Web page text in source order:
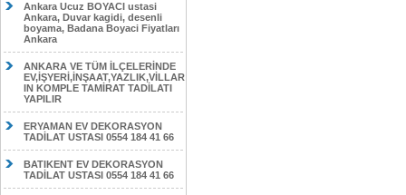
Ankara Ucuz BOYACI ustasi
Ankara, Duvar kagidi, desenli
boyama, Badana Boyaci Fiyatları
Ankara
ANKARA VE TÜM İLÇELERİNDE
EV,İŞYERİ,İNŞAAT,YAZLIK,VİLLAR
IN KOMPLE TAMİRAT TADİLATI
YAPILIR
ERYAMAN EV DEKORASYON
TADİLAT USTASI 0554 184 41 66
BATIKENT EV DEKORASYON
TADİLAT USTASI 0554 184 41 66